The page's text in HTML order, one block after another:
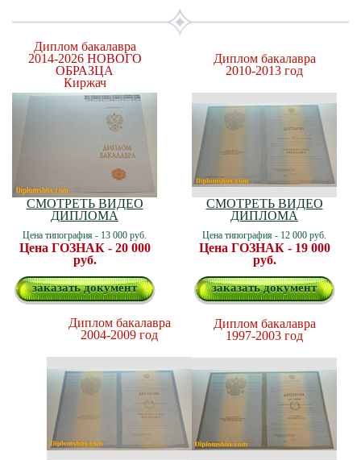
Диплом бакалавра
2014-2026 НОВОГО
ОБРАЗЦА
Киржач
СМОТРЕТЬ ВИДЕО
ДИПЛОМА
Цена типография - 13 000 руб.
Цена ГОЗНАК - 20 000
руб.
заказать документ
Диплом бакалавра
2010-2013 год
СМОТРЕТЬ ВИДЕО
ДИПЛОМА
Цена типография - 12 000 руб.
Цена ГОЗНАК - 19 000
руб.
заказать документ
Диплом бакалавра
2004-2009 год
Диплом бакалавра
1997-2003 год